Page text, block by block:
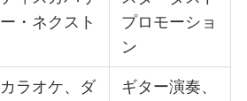
ー・ネクスト
プロモーショ
ン
カラオケ、ダ
ギター演奏、